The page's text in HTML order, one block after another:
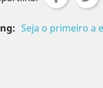
Seja o primeiro a